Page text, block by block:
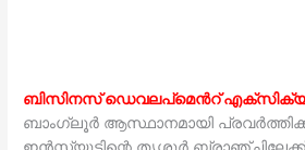
ബിസിനസ് ഡെവലപ്മെൻറ്
ബാംഗ്ലൂർ ആസ്ഥാനമായി